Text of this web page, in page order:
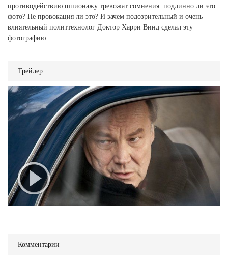
противодействию шпионажу тревожат сомнения: подлинно ли это
фото? Не провокация ли это? И зачем подозрительный и очень
влиятельный политтехнолог Доктор Харри Винд сделал эту
фотографию…
Трейлер
Комментарии